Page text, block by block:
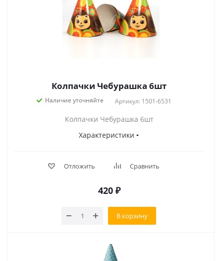
Колпачки Чебурашка 6шт
Наличие уточняйте Артикул: 1501-6531
Колпачки Чебурашка 6шт
Характеристики
Отложить Сравнить
420 ₽
В корзину